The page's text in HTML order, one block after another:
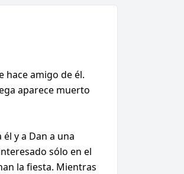
hace amigo de él.
aparece muerto
y a Dan a una
sólo en el
la fiesta. Mientras